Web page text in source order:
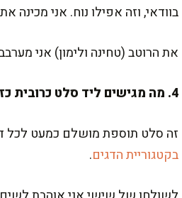
בוודאי, וזה אפילו נוח. אני
את הרוטב (טחינה ולימון) אני
4. מה מגישים ליד סלט כרובית כזה?
זה סלט תוספת מושלם כמעט לכל
בקטגוריית הדגים.